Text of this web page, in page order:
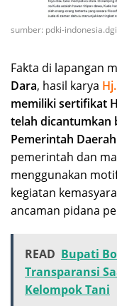
sumber: pdki-
Fakta di lapangan
Dara, hasil karya
memiliki sertifikat
telah dicantumkan
Pemerintah
pemerintah dan
menggunakan
kegiatan
ancaman pidana
READ Bupati
Transparansi
Kelompok Tani